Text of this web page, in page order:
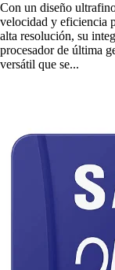
Con un diseño
velocidad y eficiencia
alta resolución, su
procesador de última
versátil que se...